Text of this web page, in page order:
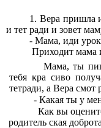
1. Вера пришла
и тет ради и зовет
- Мама, иди
Приходит мама
Мама, ты
тебя кра сиво
тетради, а Вера смот
- Какая ты у
Как вы
родитель ская